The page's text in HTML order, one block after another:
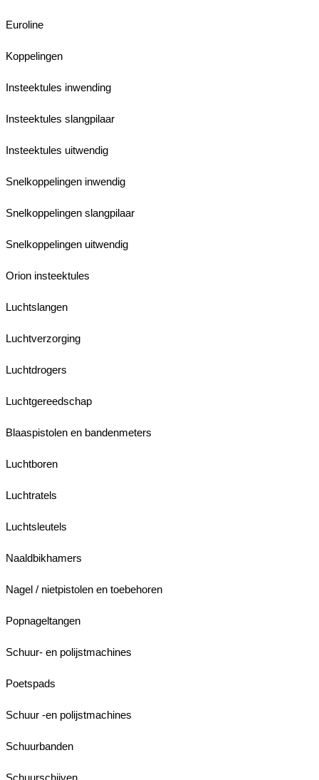
Euroline
Koppelingen
Insteektules inwending
Insteektules slangpilaar
Insteektules uitwendig
Snelkoppelingen inwendig
Snelkoppelingen slangpilaar
Snelkoppelingen uitwendig
Orion insteektules
Luchtslangen
Luchtverzorging
Luchtdrogers
Luchtgereedschap
Blaaspistolen en bandenmeters
Luchtboren
Luchtratels
Luchtsleutels
Naaldbikhamers
Nagel / nietpistolen en toebehoren
Popnageltangen
Schuur- en polijstmachines
Poetspads
Schuur -en polijstmachines
Schuurbanden
Schuurschijven